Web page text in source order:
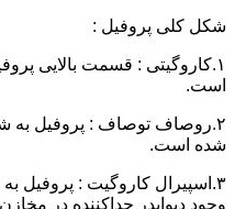
شکل کلی پروفیل :
۱.کاروگیتی : قسمت بالایی
است.
۲.روصاف توصاف : پروفیل
شده است.
۳.اسپیرال کاروگیت : پروفیل به شکل ذوزنقه طراحی شده است.
وجود دیوایدر جداکننده در